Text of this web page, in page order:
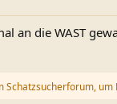
an die WAST
um